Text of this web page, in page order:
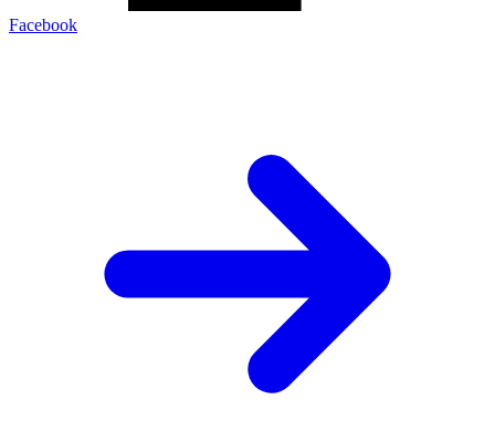
Facebook